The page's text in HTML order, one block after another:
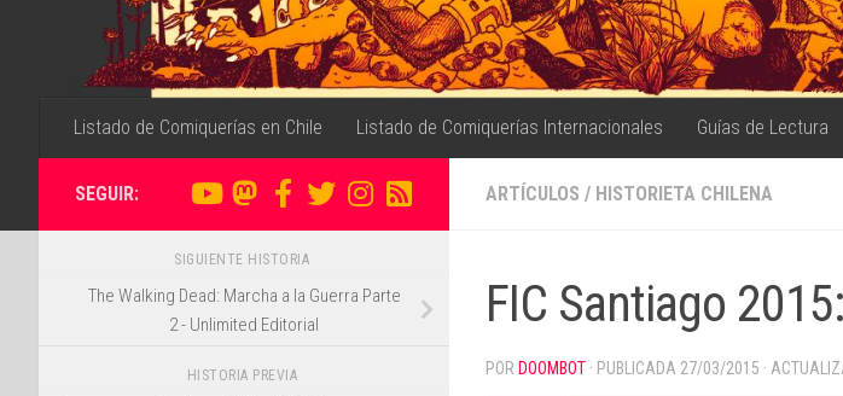
Listado de Comiquerías en Chile Listado de Comiquerías Internacionales Guías de Lectura
ARTÍCULOS / HISTORIETA CHILENA
FIC Santiago
POR DOOMBOT · PUBLICADA 27/03/2015 ·
SEGUIR:
SIGUIENTE HISTORIA
The Walking Dead: Marcha a la Guerra Parte
2 - Unlimited Editorial
HISTORIA PREVIA